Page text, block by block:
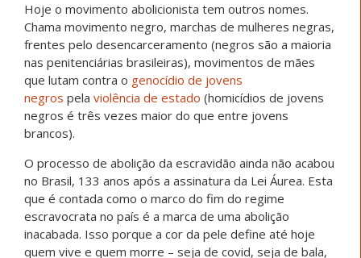
Hoje o movimento abolicionista tem outros nomes.
Chama movimento negro, marchas de mulheres negras,
frentes pelo desencarceramento (negros são a maioria
nas penitenciárias brasileiras), movimentos de mães
que lutam contra o genocídio de jovens
negros pela violência de estado (homicídios de jovens
negros é três vezes maior do que entre jovens
brancos).
O processo de abolição da escravidão ainda não acabou
no Brasil, 133 anos após a assinatura da Lei Áurea. Esta
que é contada como o marco do fim do regime
escravocrata no país é a marca de uma abolição
inacabada. Isso porque a cor da pele define até hoje
quem vive e quem morre – seja de covid, seja de bala,